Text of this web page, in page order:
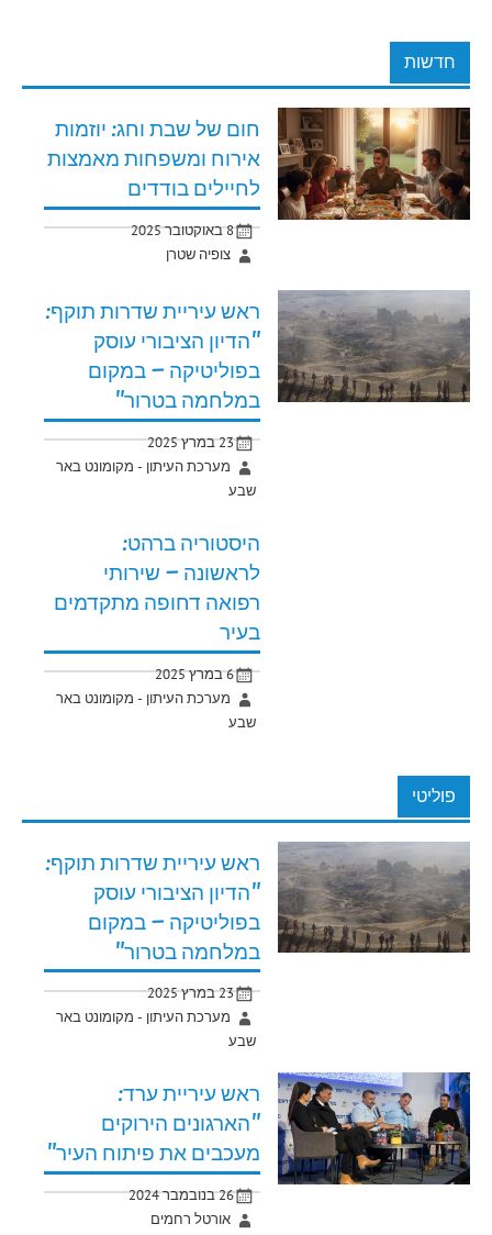
חדשות
חום של שבת וחג: יוזמות
אירוח ומשפחות מאמצות
לחיילים בודדים
8 באוקטובר 2025
צופיה שטרן
ראש עיריית שדרות תוקף:
"הדיון הציבורי עוסק
בפוליטיקה – במקום
במלחמה בטרור"
23 במרץ 2025
מערכת העיתון - מקומונט באר
שבע
היסטוריה ברהט:
לראשונה – שירותי
רפואה דחופה מתקדמים
בעיר
6 במרץ 2025
מערכת העיתון - מקומונט באר
שבע
פוליטי
ראש עיריית שדרות תוקף:
"הדיון הציבורי עוסק
בפוליטיקה – במקום
במלחמה בטרור"
23 במרץ 2025
מערכת העיתון - מקומונט באר
שבע
ראש עיריית ערד:
"הארגונים הירוקים
מעכבים את פיתוח העיר"
26 בנובמבר 2024
אורטל רחמים